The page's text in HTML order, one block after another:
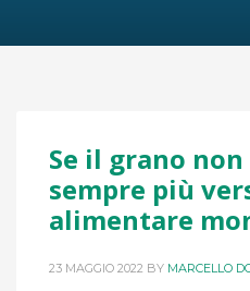
Se il grano non
sempre più
alimentare
23 MAGGIO 2022 BY MARCELLO